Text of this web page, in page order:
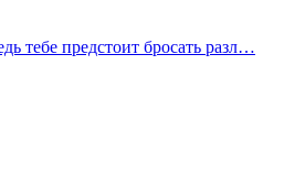
тебе предстоит бросать разл…